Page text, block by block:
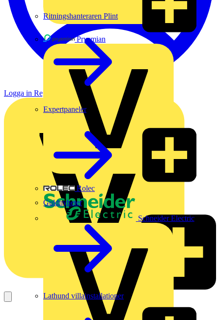
Prysmian
Rolec
Schneider Electric
Ritningshanteraren Plint
Expertpaneler
Guldnyheter
Lathund villainstallationer
Logga in Registrera dig